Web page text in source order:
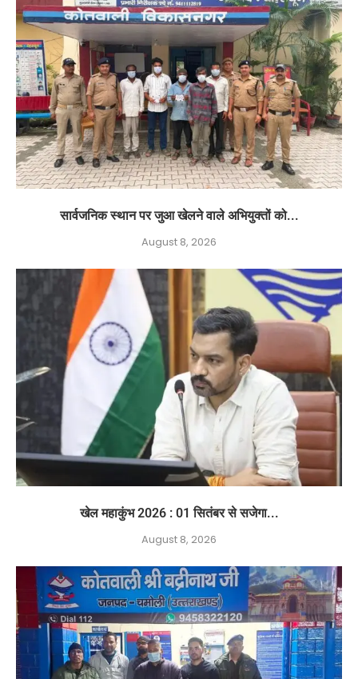
सार्वजनिक स्थान पर जुआ खेलने वाले अभियुक्तों को...
August 8, 2026
खेल महाकुंभ 2026 : 01 सितंबर से सजेगा...
August 8, 2026